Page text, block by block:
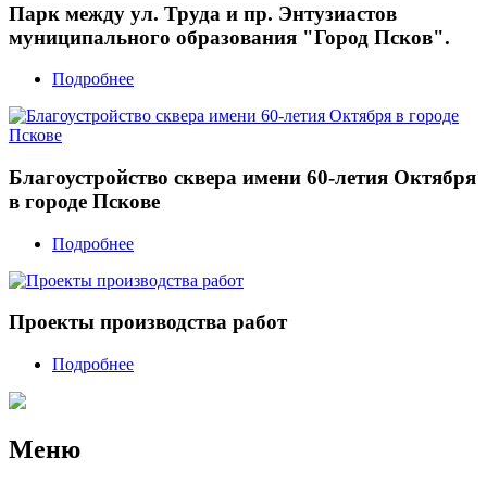
Парк между ул. Труда и пр. Энтузиастов
муниципального образования "Город Псков".
Подробнее
Благоустройство сквера имени 60-летия Октября
в городе Пскове
Подробнее
Проекты производства работ
Подробнее
Меню